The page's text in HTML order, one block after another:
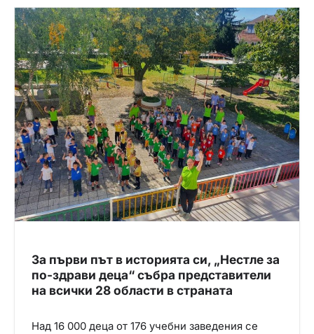
и
я
За първи път в историята си, „Нестле за
по-здрави деца“ събра представители
на всички 28 области в страната
Над 16 000 деца от 176 учебни заведения се